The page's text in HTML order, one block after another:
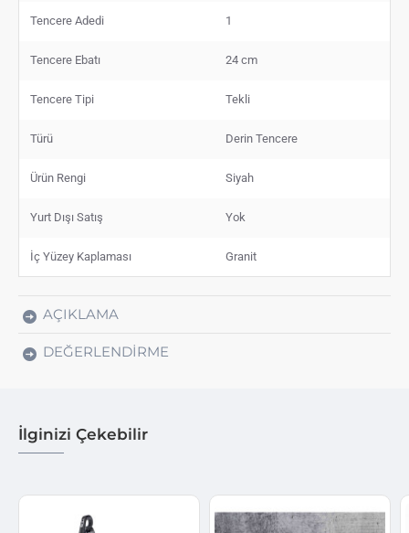
Tencere Adedi 1
Tencere Ebatı 24 cm
Tencere Tipi Tekli
Türü Derin Tencere
Ürün Rengi Siyah
Yurt Dışı Satış Yok
İç Yüzey Kaplaması Granit
AÇIKLAMA
DEĞERLENDIRME
İlginizi Çekebilir